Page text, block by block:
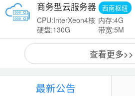
商务型云服务器 西南枢纽
CPU:InterXeon4核 内存:4G
硬盘:130G
带宽:5M
查看更多>>
最新公告